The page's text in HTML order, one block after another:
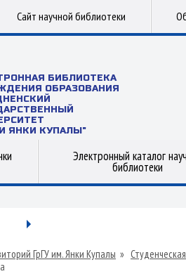
Сайт научной библиотеки
БИБЛИОТЕКА
ОБРАЗОВАНИЯ
ЯНКИ КУПАЛЫ"
Электронный каталог
библиотеки
ГрГУ им. Янки Купалы »